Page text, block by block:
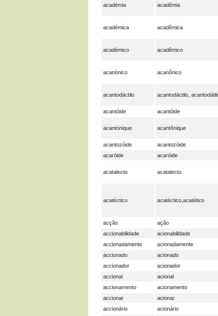
académia acadêmia
académica acadêmica
académico acadêmico
acanónico acanônico
acantodáctilo acantodáctilo,
acantóide acantóide
acantónique acantônique
acantozóide
acantozóide
acaróide
acaróide
acatalecto acatalecto
acatéctico acatéctico,acatético
acção
ação
accionabilidade
acionabilidade
accionadamente
acionadamente
accionado
acionado
accionador
acionador
accional
acional
accionamento
acionamento
accionar
acionar
accionário
acionário